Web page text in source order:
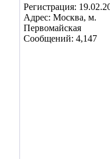
Регистрация:
Адрес: Москва, м.
Первомайская
Сообщений: 4,147